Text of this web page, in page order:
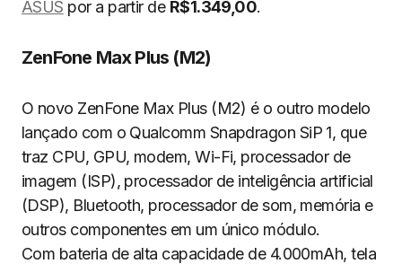
ASUS por a partir de R$1.349,00.
ZenFone Max Plus (M2)
O novo ZenFone Max Plus (M2) é o outro modelo
lançado com o Qualcomm Snapdragon SiP 1, que
traz CPU, GPU, modem, Wi-Fi, processador de
imagem (ISP), processador de inteligência artificial
(DSP), Bluetooth, processador de som, memória e
outros componentes em um único módulo.
Com bateria de alta capacidade de 4.000mAh, tela